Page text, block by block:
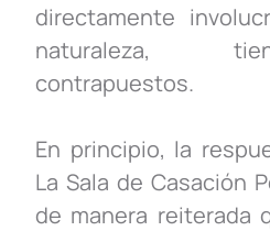
directamente
naturaleza,
contrapuestos.
En principio, la
La Sala de Casación
de manera reiterada